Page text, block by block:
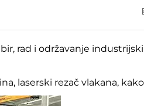
rad i održavanje
laserski rezač vlakana,